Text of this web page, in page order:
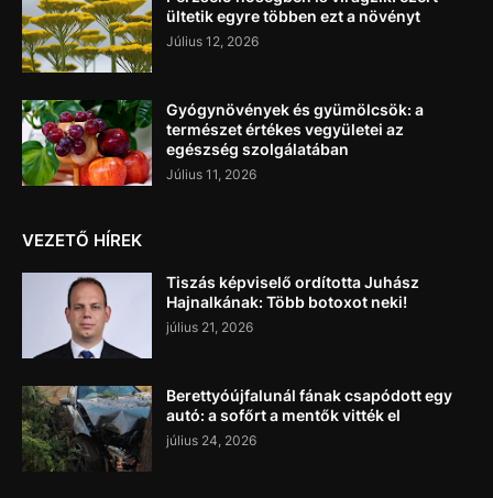
ültetik egyre többen ezt a növényt
Július 12, 2026
Gyógynövények és gyümölcsök: a
természet értékes vegyületei az
egészség szolgálatában
Július 11, 2026
VEZETŐ HÍREK
Tiszás képviselő ordította Juhász
Hajnalkának: Több botoxot neki!
július 21, 2026
Berettyóújfalunál fának csapódott egy
autó: a sofőrt a mentők vitték el
július 24, 2026